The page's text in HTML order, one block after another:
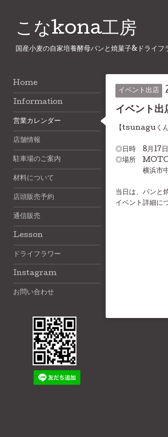
こなkona工房
国産小麦の自家培養酵母パンと焼菓子&ドライフ
イベント出店
イベント
【tsunaguく
◎日時 8月17日
◎場所
横浜市中区
当日は、パンと
イベント詳細に
Home
Information
営業カレンダー
店舗情報
駐車場のご案内
材料について
店頭販売予約
通信販売
Lesson
ドライフラワー
Instagram
お問い合わせ